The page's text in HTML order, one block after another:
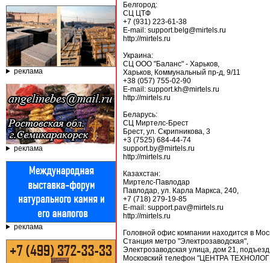
реклама
реклама
реклама
Белгород:
СЦ ЦТФ
+7 (931) 223-61-38
E-mail: support.belg@mirtels.ru
http://mirtels.ru
Украина:
СЦ ООО "Баланс" - Харьков,
Харьков, Коммунальный пр-д, 9/11
+38 (057) 755-02-90
E-mail: support.kh@mirtels.ru
http://mirtels.ru
Беларусь:
СЦ Миртелс-Брест
Брест, ул. Скрипникова, 3
+3 (7525) 684-44-74
support.by@mirtels.ru
http://mirtels.ru
Казахстан:
Миртелс-Павлодар
Павлодар, ул. Карла Маркса, 240,
+7 (718) 279-19-85
E-mail: support.pav@mirtels.ru
http://mirtels.ru
Головной офис компании находится в
Станция метро "Электрозаводская",
Электрозаводская улица, дом 21,
Московский телефон "ЦЕНТРА